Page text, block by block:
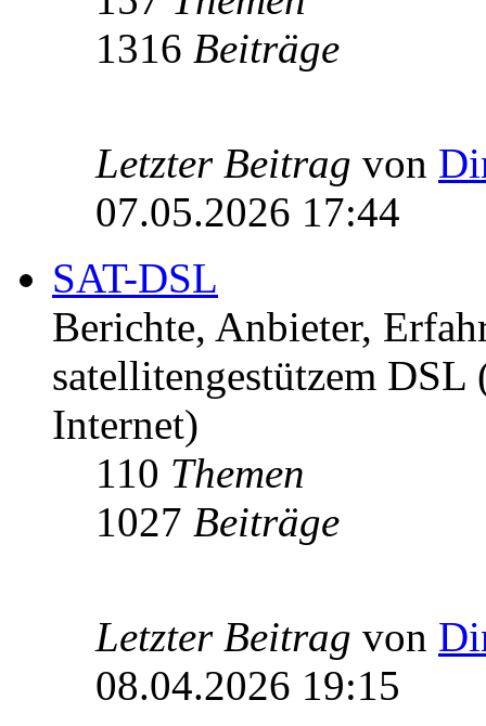
1316 Beiträge
Letzter Beitrag von
07.05.2026 17:44
SAT-DSL
Berichte, Anbieter,
satellitengestützem
Internet)
110 Themen
1027 Beiträge
Letzter Beitrag von
08.04.2026 19:15